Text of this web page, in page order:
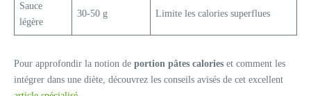
Sauce
légère
30-50 g Limite les calories superflues
Pour approfondir la notion de portion pâtes calories et comment les
intégrer dans une diète, découvrez les conseils avisés de cet excellent